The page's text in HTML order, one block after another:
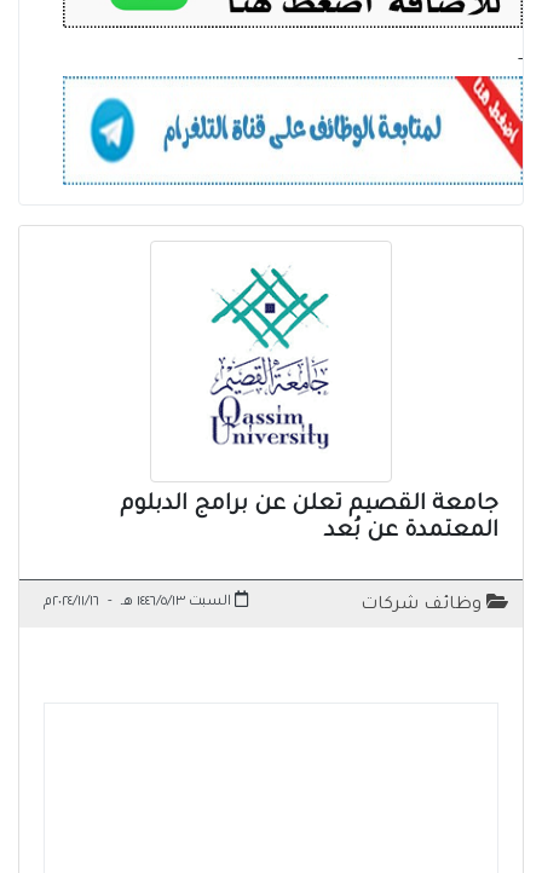
-
جامعة القصيم تعلن عن برامج الدبلوم
المعتمدة عن بُعد
وظائف شركات السبت ١٤٤٦/٥/١٣ هـ - ٢٠٢٤/١١/١٦م